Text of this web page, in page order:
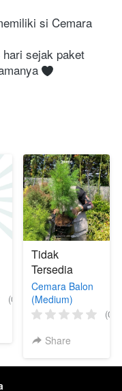
si Cemara
sejak paket
(0)
Tidak
Tersedia
Cemara Balon
(Medium)
(0)
Share